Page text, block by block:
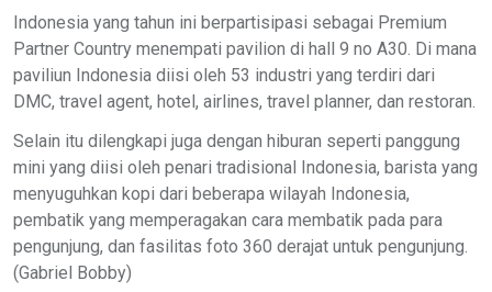
Indonesia yang tahun ini berpartisipasi sebagai Premium
Partner Country menempati pavilion di hall 9 no A30. Di mana
paviliun Indonesia diisi oleh 53 industri yang terdiri dari
DMC, travel agent, hotel, airlines, travel planner, dan restoran.
Selain itu dilengkapi juga dengan hiburan seperti panggung
mini yang diisi oleh penari tradisional Indonesia, barista yang
menyuguhkan kopi dari beberapa wilayah Indonesia,
pembatik yang memperagakan cara membatik pada para
pengunjung, dan fasilitas foto 360 derajat untuk pengunjung.
(Gabriel Bobby)